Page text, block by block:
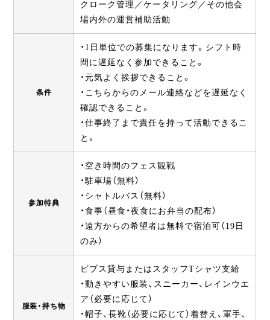
クローク管理／ケータリング／その他会
場内外の運営補助活動
条件
・1日単位での募集になります。シフト時
間に遅延なく参加できること。
・元気よく挨拶できること。
・こちらからのメール連絡などを遅延なく
確認できること。
・仕事終了まで責任を持って活動できるこ
と。
参加特典
・空き時間のフェス観戦
・駐車場（無料）
・シャトルバス（無料）
・食事（昼食・夜食にお弁当の配布）
・遠方からの希望者は無料で宿泊可（19日
のみ）
服装・持ち物
ビブス貸与またはスタッフTシャツ支給
・動きやすい服装、スニーカー、レインウエ
ア（必要に応じて）
・帽子、長靴（必要に応じて）着替え、軍手、